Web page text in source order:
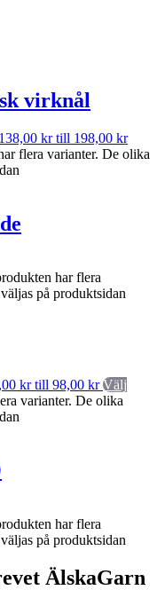
virknål
kr till 198,00 kr
flera varianter. De olika
har flera
på produktsidan
kr till 98,00 kr Välj
varianter. De olika
har flera
på produktsidan
ÄlskaGarn